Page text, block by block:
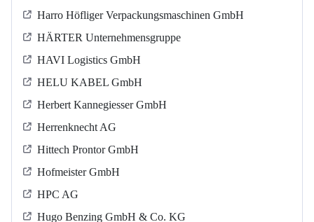
Harro Höfliger Verpackungsmaschinen GmbH
HÄRTER Unternehmensgruppe
HAVI Logistics GmbH
HELU KABEL GmbH
Herbert Kannegiesser GmbH
Herrenknecht AG
Hittech Prontor GmbH
Hofmeister GmbH
HPC AG
Hugo Benzing GmbH & Co. KG